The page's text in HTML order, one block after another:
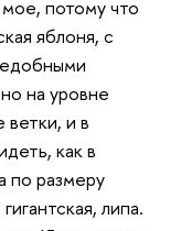
потому что
яблоня, с
на уровне
ветки, и в
как в
по размеру
липа.